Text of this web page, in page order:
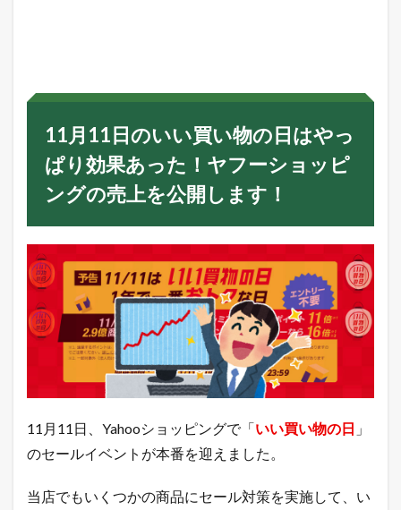
い
い
物
の
は
や
っ
ぱ
り
効
果
あ
フ
ー
シ
ピ
11月11日のいい買い物の日はやっ
ぱり効果あった！ヤフーショッピ
ングの売上を公開します！
11月11日、Yahooショッピングで「いい買い物の日 」
のセールイベントが本番を迎えました。
当店でもいくつかの商品にセール対策を実施して、い